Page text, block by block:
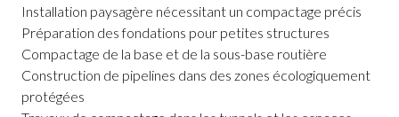
Installation paysagère nécessitant un compactage précis
Préparation des fondations pour petites structures
Compactage de la base et de la sous-base routière
Construction de pipelines dans des zones écologiquement
protégées